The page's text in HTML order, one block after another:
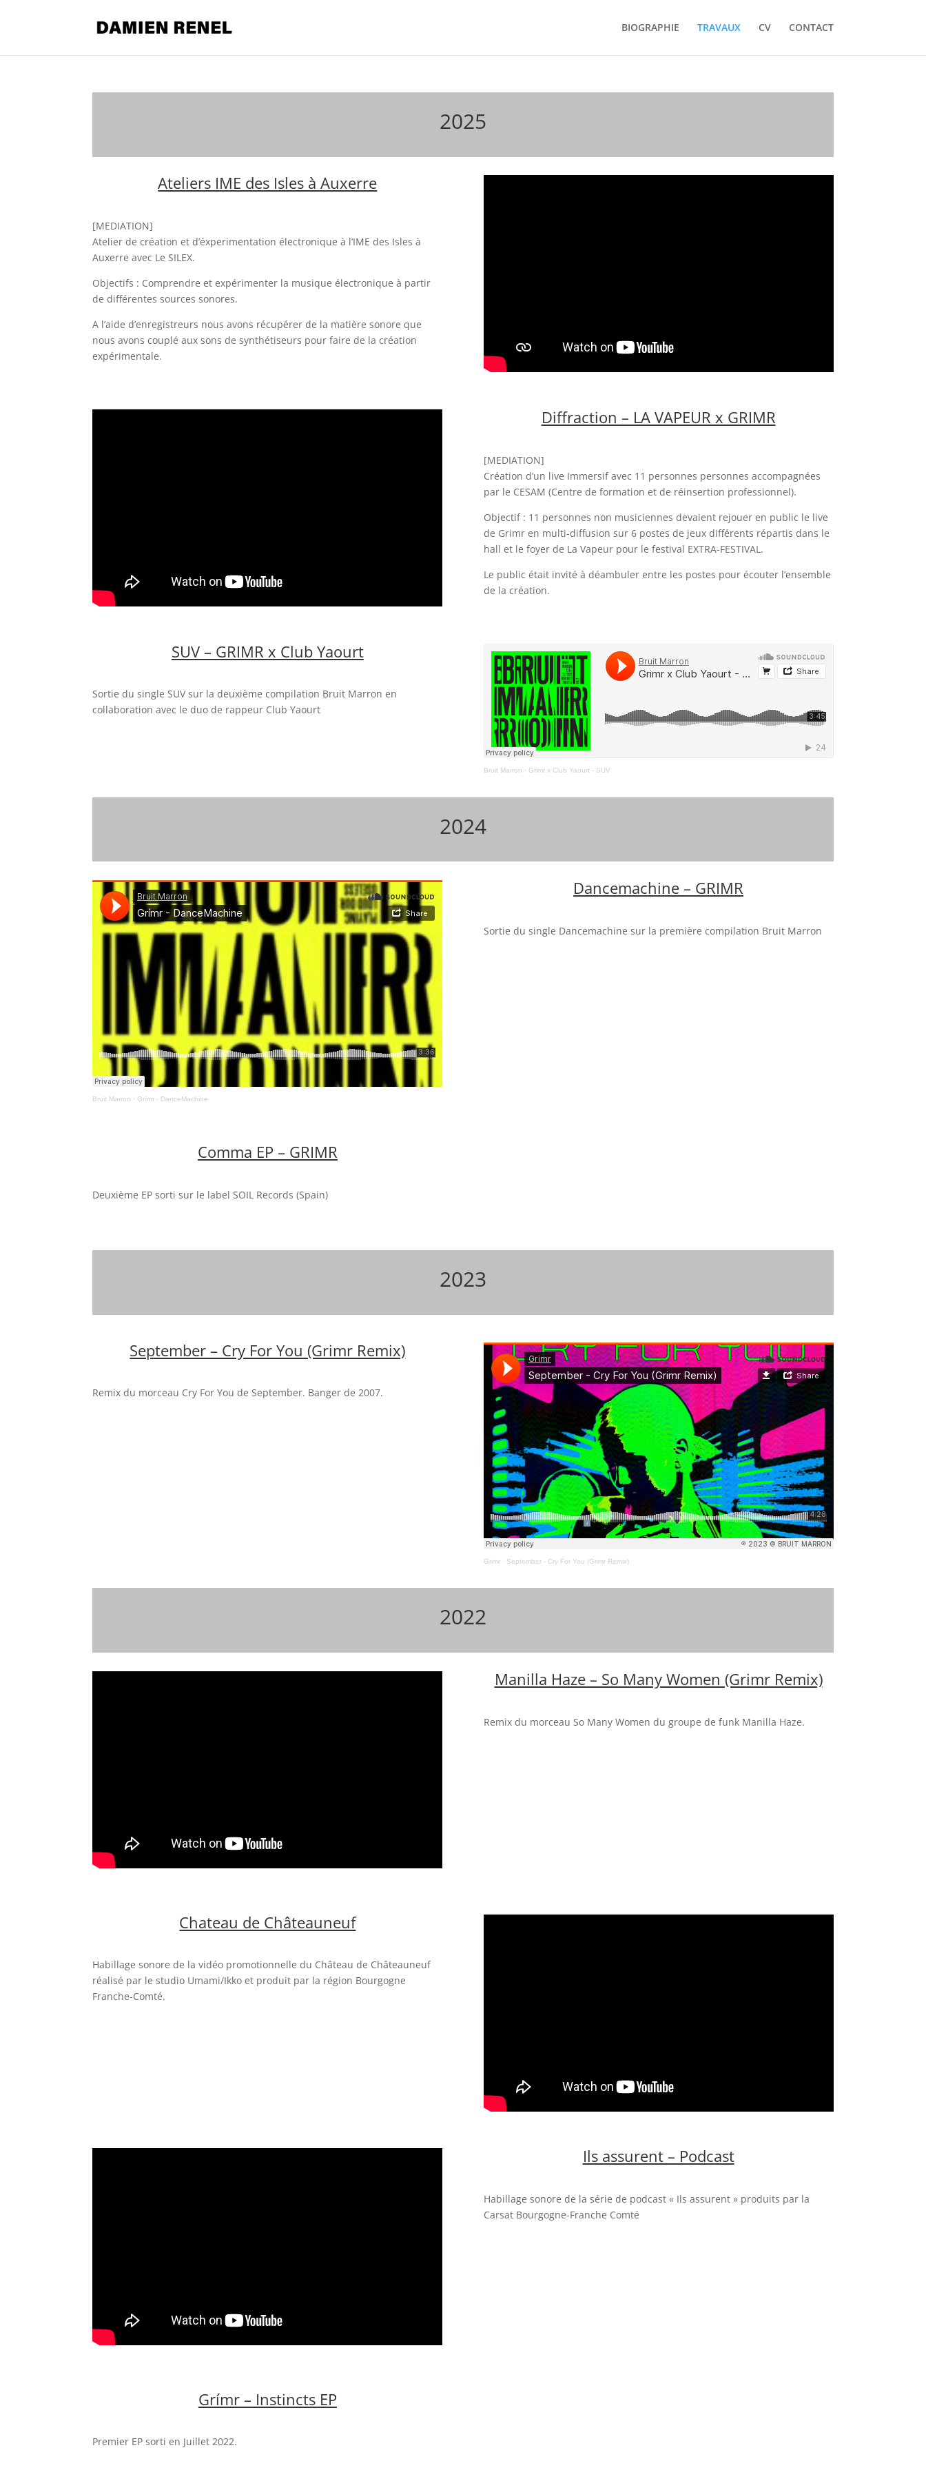
BIOGRAPHIE TRAVAUX CV CONTACT
2025
Ateliers IME des Isles à Auxerre
[MEDIATION]
Atelier de création et d’éxperimentation électronique à l’IME des Isles à
Auxerre avec Le SILEX.
Objectifs : Comprendre et expérimenter la musique électronique à partir
de différentes sources sonores.
A l’aide d’enregistreurs nous avons récupérer de la matière sonore que
nous avons couplé aux sons de synthétiseurs pour faire de la création
expérimentale.
Diffraction – LA VAPEUR x GRIMR
[MEDIATION]
Création d’un live Immersif avec 11 personnes personnes accompagnées
par le CESAM (Centre de formation et de réinsertion professionnel).
Objectif : 11 personnes non musiciennes devaient rejouer en public le live
de Grimr en multi-diffusion sur 6 postes de jeux différents répartis dans le
hall et le foyer de La Vapeur pour le festival EXTRA-FESTIVAL.
Le public était invité à déambuler entre les postes pour écouter l’ensemble
de la création.
SUV – GRIMR x Club Yaourt
Sortie du single SUV sur la deuxième compilation Bruit Marron en
collaboration avec le duo de rappeur Club Yaourt
Bruit Marron · Grimr x Club Yaourt - SUV
2024
Bruit Marron ·Grímr - DanceMachine
Dancemachine – GRIMR
Sortie du single Dancemachine sur la première compilation Bruit Marron
Comma EP – GRIMR
Deuxième EP sorti sur le label SOIL Records (Spain)
2023
September – Cry For You (Grimr Remix)
Remix du morceau Cry For You de September. Banger de 2007.
Grimr· September - Cry For You (Grimr Remix)
2022
Manilla Haze – So Many Women (Grimr Remix)
Remix du morceau So Many Women du groupe de funk Manilla Haze.
Chateau de Châteauneuf
Habillage sonore de la vidéo promotionnelle du Château de Châteauneuf
réalisé par le studio Umami/Ikko et produit par la région Bourgogne
Franche-Comté.
Ils assurent – Podcast
Habillage sonore de la série de podcast « Ils assurent » produits par la
Carsat Bourgogne-Franche Comté
Grímr – Instincts EP
Premier EP sorti en Juillet 2022.